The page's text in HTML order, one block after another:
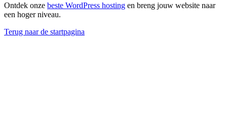
Ontdek onze beste WordPress hosting en breng jouw website naar
een hoger niveau.
Terug naar de startpagina